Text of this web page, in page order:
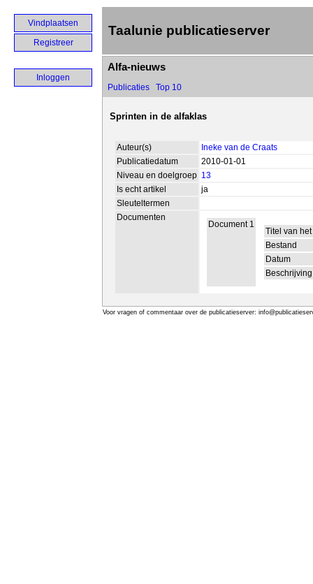
Vindplaatsen
Registreer
Inloggen
Taalunie publicatieserver
Alfa-nieuws
Publicaties Top 10
Sprinten in de alfaklas
Auteur(s)
Ineke van de Craats
Publicatiedatum
2010-01-01
Niveau en doelgroep 13
Is echt artikel
ja
Sleuteltermen
Documenten
Document 1
Titel van
Bestand
Datum
Beschrijving
Voor vragen of commentaar over de publicatieserver: